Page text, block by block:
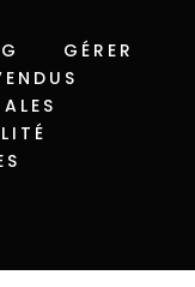
GÉRER